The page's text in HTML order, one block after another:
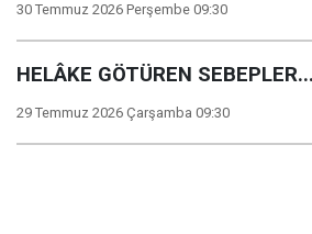
30 Temmuz 2026 Perşembe 09:30
HELÂKE GÖTÜREN SEBEPLER...
29 Temmuz 2026 Çarşamba 09:30